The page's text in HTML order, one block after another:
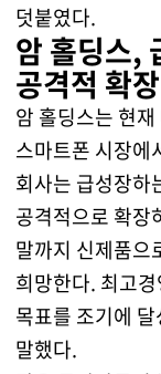
덧붙였다.
암 홀딩스,
공격적 확장
암 홀딩스는 현
스마트폰 시장에
회사는 급성장하
공격적으로 확장
말까지 신제품으
희망한다. 최고
목표를 조기에
말했다.